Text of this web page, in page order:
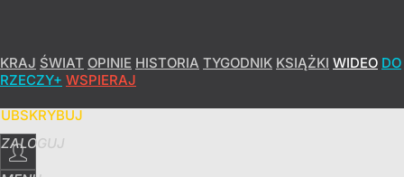
KRAJ ŚWIAT OPINIE HISTORIA TYGODNIK KSIĄŻKI WIDEO DO
RZECZY+ WSPIERAJ
ZALOGUJ